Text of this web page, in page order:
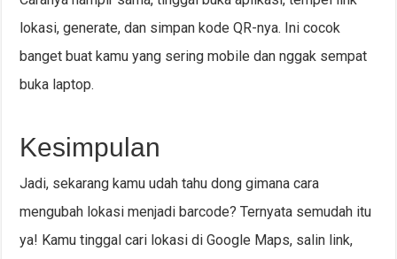
lokasi, generate, dan simpan kode QR-nya. Ini cocok
banget buat kamu yang sering mobile dan nggak sempat
buka laptop.
Kesimpulan
Jadi, sekarang kamu udah tahu dong gimana cara
mengubah lokasi menjadi barcode? Ternyata semudah itu
ya! Kamu tinggal cari lokasi di Google Maps, salin link,